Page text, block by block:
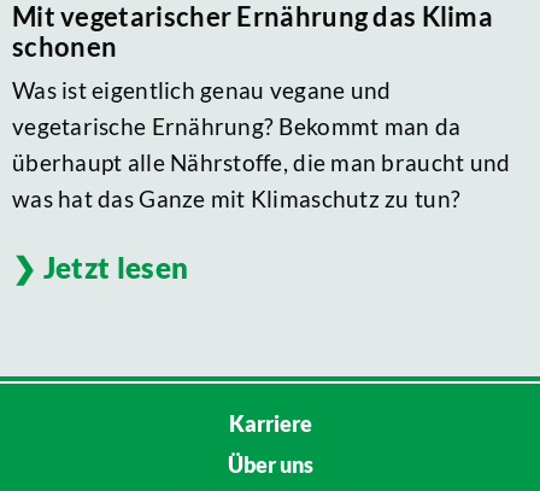
Mit vegetarischer Ernährung das Klima
schonen
Was ist eigentlich genau vegane und
vegetarische Ernährung? Bekommt man da
überhaupt alle Nährstoffe, die man braucht und
was hat das Ganze mit Klimaschutz zu tun?
Jetzt lesen
Karriere
Über uns